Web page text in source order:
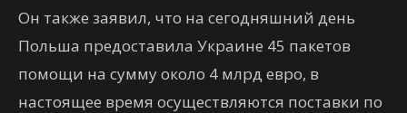
Он также заявил, что на сегодняшний день
Польша предоставила Украине 45 пакетов
помощи на сумму около 4 млрд евро, в
настоящее время осуществляются поставки по